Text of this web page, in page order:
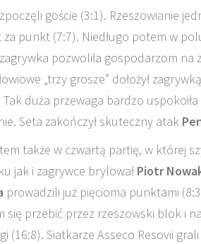
goście (3:1). Rzeszowianie
punkt (7:7). Niedługo potem w
pozwoliła gospodarzom na
„trzy grosze” dołożył
Tak duża przewaga bardzo
Seta zakończył skuteczny atak
także w czwartą partię, w której
jak i zagrywce brylował Piotr
prowadzili już pięcioma punktami
się przebić przez rzeszowski blok i
(16:8). Siatkarze Asseco Resovii